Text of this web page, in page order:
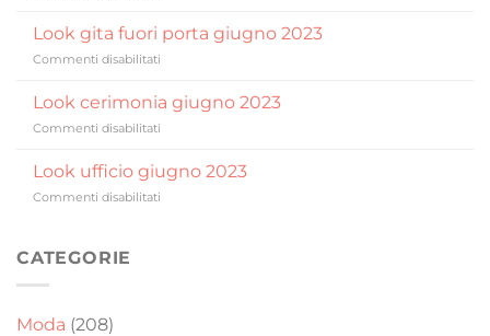
elegante
giugno
Look gita fuori porta giugno 2023
Commenti disabilitati
gita
fuori
2023
Look cerimonia giugno 2023
Commenti disabilitati
cerimonia
giugno
Look ufficio giugno 2023
Commenti disabilitati
CATEGORIE
Moda (208)